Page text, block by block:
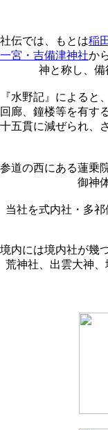
社伝では、もとは稲
一宮・吉備津神社か
神と称し、備
『水野記』によると
回廊、鐘楼等を有す
十五貫に減ぜられ、
参道の西にある蓮乗
御神
当社を式内社・多
境内には境内社が幾
荒神社、出雲大神